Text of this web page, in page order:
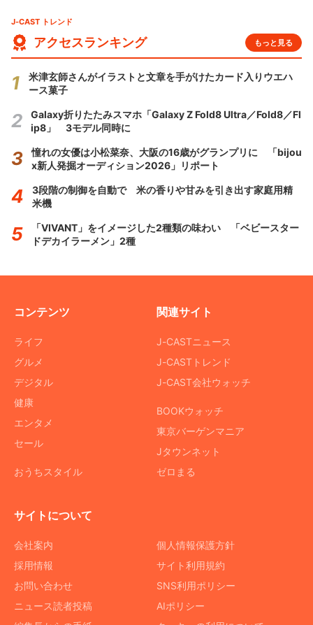
J-CAST トレンド
アクセスランキング もっと見る
米津玄師さんがイラストと文章を手がけたカード入りウエハ
ース菓子
Galaxy折りたたみスマホ「Galaxy Z Fold8 Ultra／Fold8／Fl
ip8」 3モデル同時に
憧れの女優は小松菜奈、大阪の16歳がグランプリに 「bijou
x新人発掘オーディション2026」リポート
3段階の制御を自動で 米の香りや甘みを引き出す家庭用精
米機
「VIVANT」をイメージした2種類の味わい 「ベビースター
ドデカイラーメン」2種
コンテンツ
ライフ
グルメ
デジタル
健康
エンタメ
セール
おうちスタイル
関連サイト
J-CASTニュース
J-CASTトレンド
J-CAST会社ウォッチ
BOOKウォッチ
東京バーゲンマニア
Jタウンネット
ゼロまる
サイトについて
会社案内
採用情報
お問い合わせ
ニュース読者投稿
個人情報保護方針
サイト利用規約
SNS利用ポリシー
AIポリシー